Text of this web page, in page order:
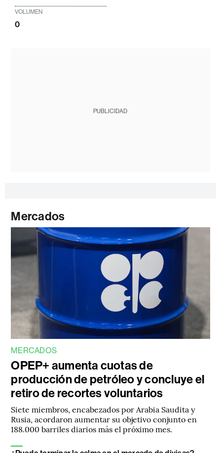
VOLUMEN
0
PUBLICIDAD
Mercados
MERCADOS
OPEP+ aumenta cuotas de
producción de petróleo y concluye el
retiro de recortes voluntarios
Siete miembros, encabezados por Arabia Saudita y
Rusia, acordaron aumentar su objetivo conjunto en
188.000 barriles diarios más el próximo mes.